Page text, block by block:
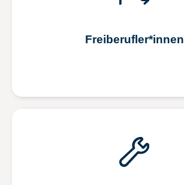
Freiberufler*innen